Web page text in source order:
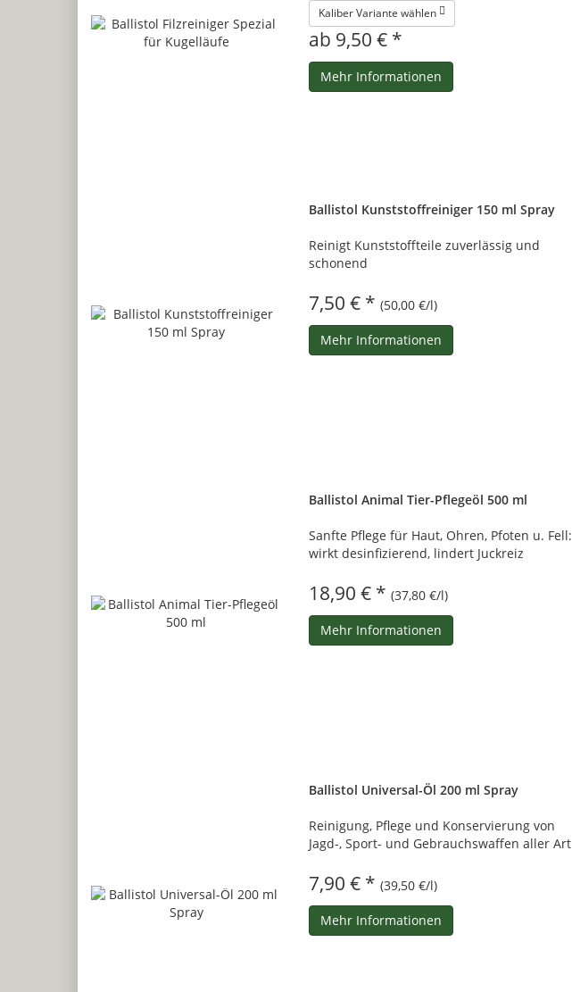
Kaliber Variante wählen
ab 9,50 € *
Mehr Informationen
Ballistol Kunststoffreiniger 150 ml Spray
Reinigt Kunststoffteile zuverlässig und
schonend
7,50 € * (50,00 €/l)
Mehr Informationen
Ballistol Animal Tier-Pflegeöl 500 ml
Sanfte Pflege für Haut, Ohren, Pfoten u. Fell:
wirkt desinfizierend, lindert Juckreiz
18,90 € * (37,80 €/l)
Mehr Informationen
Ballistol Universal-Öl 200 ml Spray
Reinigung, Pflege und Konservierung von
Jagd-, Sport- und Gebrauchswaffen aller Art
7,90 € * (39,50 €/l)
Mehr Informationen